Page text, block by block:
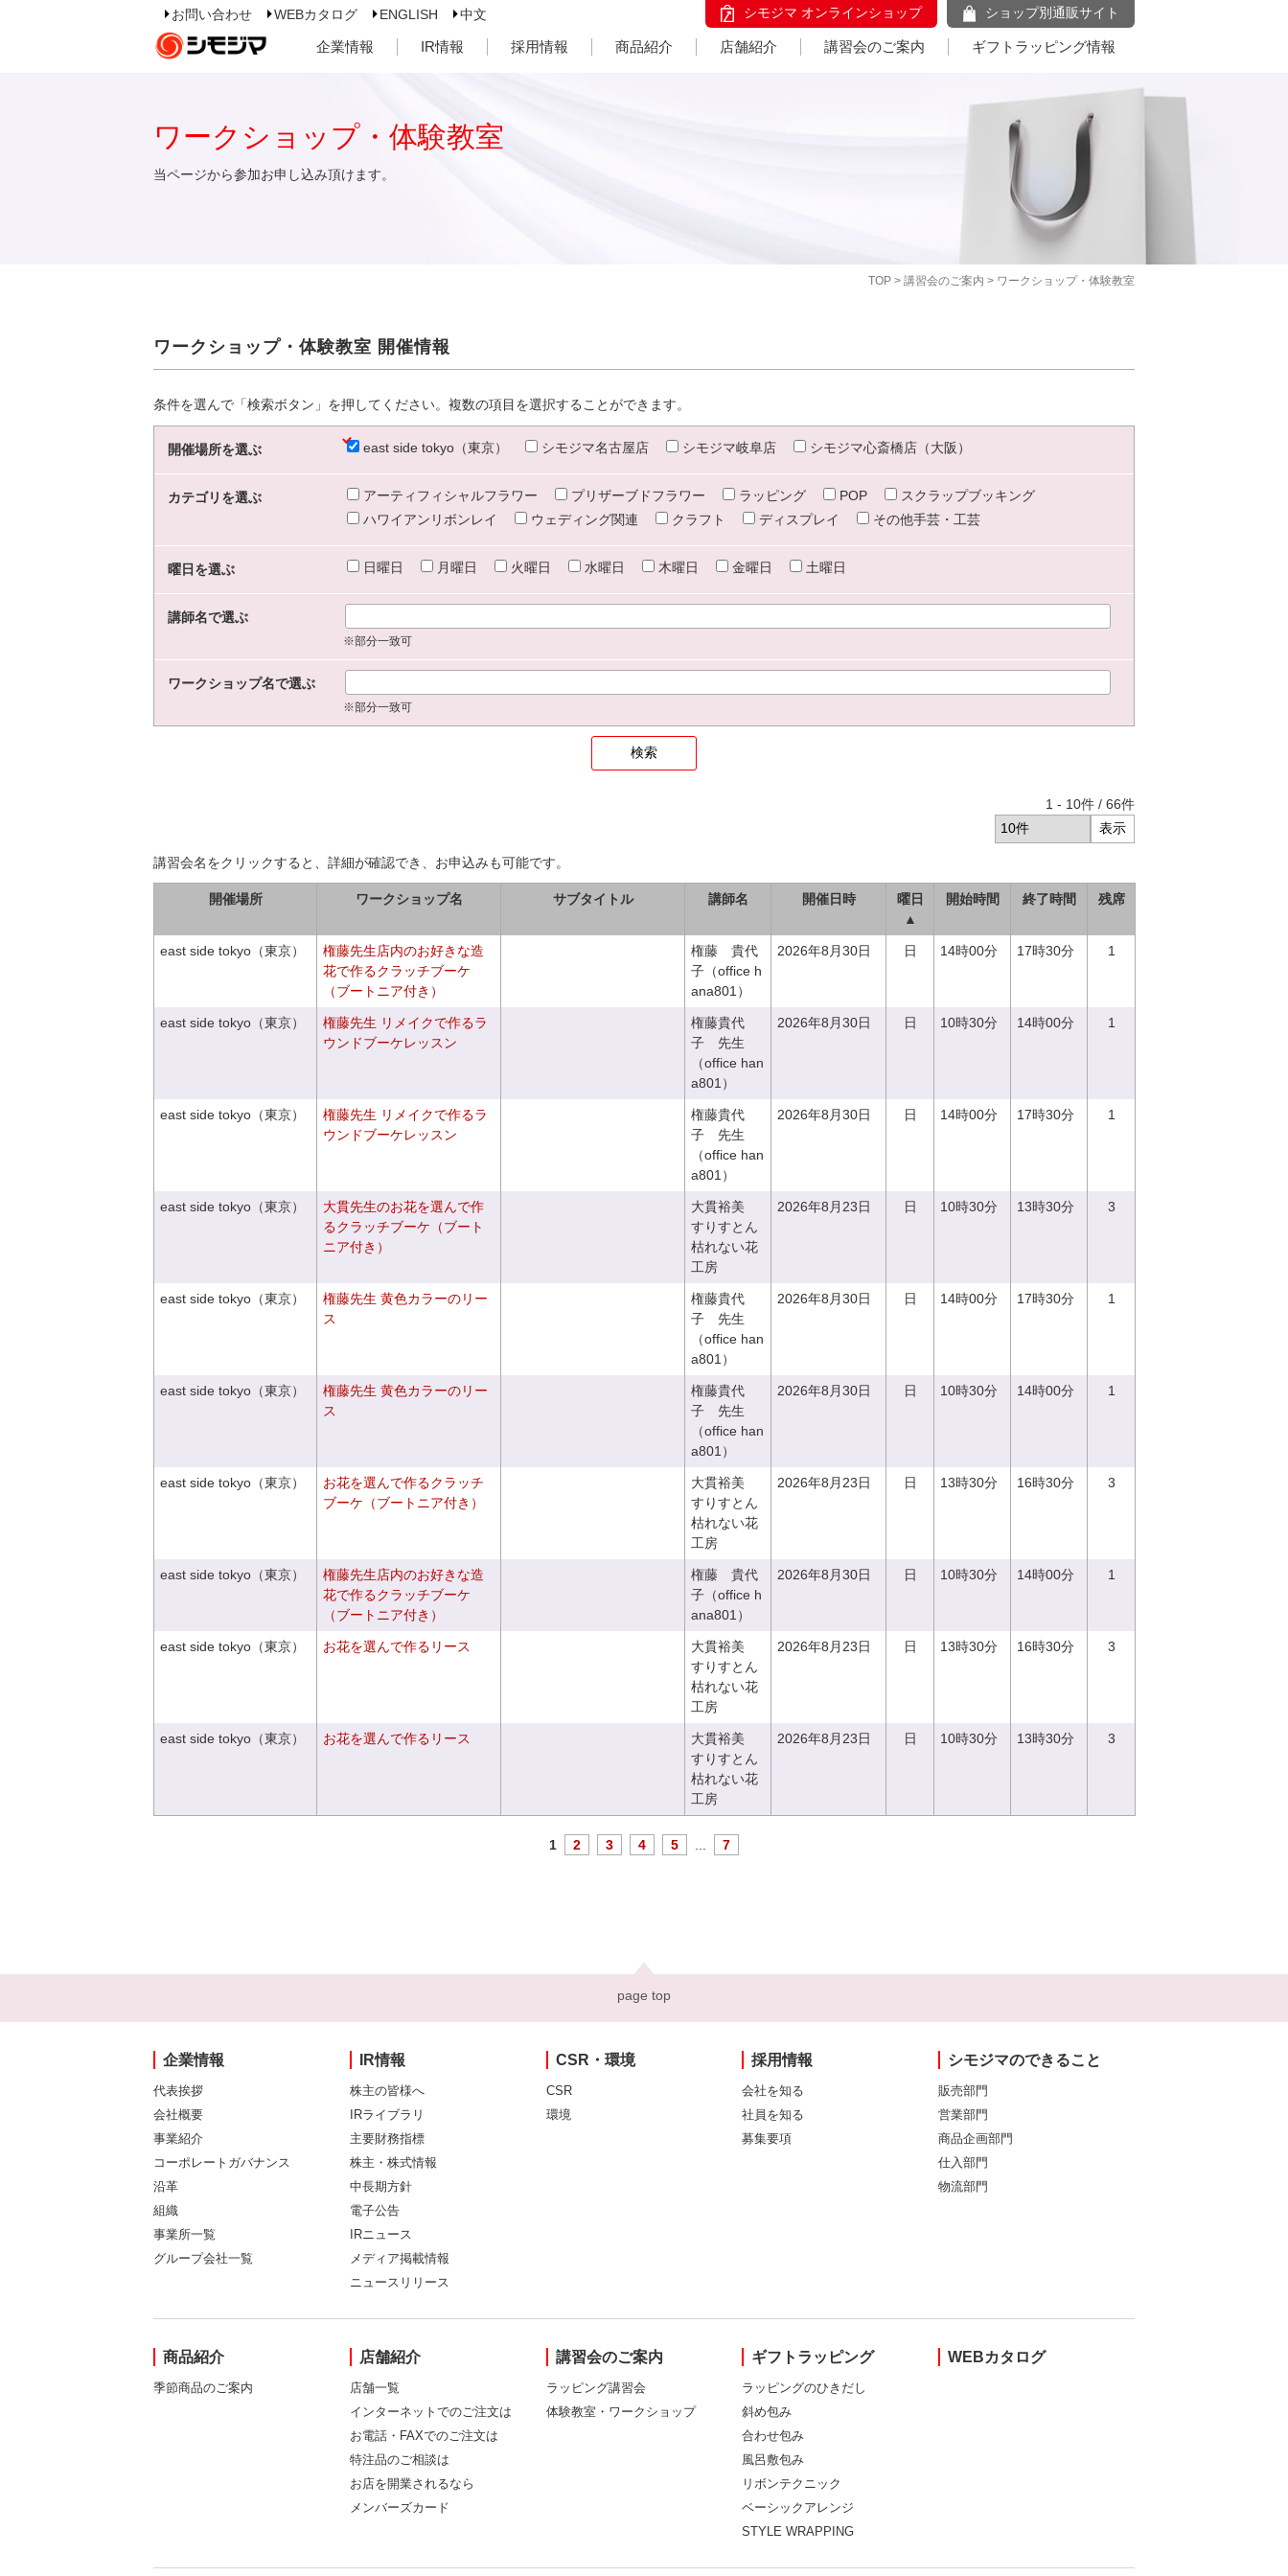
お問い合わせ WEBカタログ ENGLISH 中文 シモジマ オンラインショップ ショップ別通販サイト
企業情報 IR情報 採用情報 商品紹介 店舗紹介 講習会のご案内 ギフトラッピング情報
TOP > 講習会のご案内 > ワークショップ・体験教室
ワークショップ・体験教室
当ページから参加お申し込み頂けます。
ワークショップ・体験教室 開催情報
条件を選んで「検索ボタン」を押してください。複数の項目を選択することができます。
開催場所を選ぶ east side tokyo（東京） シモジマ名古屋店 シモジマ岐阜店 シモジマ心斎橋店（大阪）
カテゴリを選ぶ アーティフィシャルフラワー プリザーブドフラワー ラッピング POP
スクラップブッキング
ハワイアンリボンレイ
ウェディング関連 クラフト ディスプレイ その他手芸・工芸
曜日を選ぶ 日曜日 月曜日 火曜日 水曜日 木曜日 金曜日 土曜日
講師名で選ぶ
※部分一致可
ワークショップ名で選ぶ
※部分一致可
1 - 10件 / 66件
講習会名をクリックすると、詳細が確認でき、お申込みも可能です。
開催場所 ワークショップ名 サブタイトル 講師名 開催日時
曜日
▲
開始時間 終了時間 残席
east side tokyo（東京）
権藤先生店内のお好きな造
花で作るクラッチブーケ
（ブートニア付き）
権藤 貴代
子（office h
ana801）
2026年8月30日 日 14時00分 17時30分 1
east side tokyo（東京）
権藤先生 リメイクで作るラ
ウンドブーケレッスン
権藤貴代
子 先生
（office han
a801）
2026年8月30日 日 10時30分 14時00分 1
east side tokyo（東京）
権藤先生 リメイクで作るラ
ウンドブーケレッスン
権藤貴代
子 先生
（office han
a801）
2026年8月30日 日 14時00分 17時30分 1
east side tokyo（東京）
大貫先生のお花を選んで作
るクラッチブーケ（ブート
ニア付き）
大貫裕美
すりすとん
枯れない花
工房
2026年8月23日 日 10時30分 13時30分 3
east side tokyo（東京）
権藤先生 黄色カラーのリー
ス
権藤貴代
子 先生
（office han
a801）
2026年8月30日 日 14時00分 17時30分 1
east side tokyo（東京）
権藤先生 黄色カラーのリー
ス
権藤貴代
子 先生
（office han
a801）
2026年8月30日 日 10時30分 14時00分 1
east side tokyo（東京）
お花を選んで作るクラッチ
ブーケ（ブートニア付き）
大貫裕美
すりすとん
枯れない花
工房
2026年8月23日 日 13時30分 16時30分 3
east side tokyo（東京）
権藤先生店内のお好きな造
花で作るクラッチブーケ
（ブートニア付き）
権藤 貴代
子（office h
ana801）
2026年8月30日 日 10時30分 14時00分 1
east side tokyo（東京） お花を選んで作るリース
大貫裕美
すりすとん
枯れない花
工房
2026年8月23日 日 13時30分 16時30分 3
east side tokyo（東京） お花を選んで作るリース
大貫裕美
すりすとん
枯れない花
工房
2026年8月23日 日 10時30分 13時30分 3
1 2 3 4 5 7
page top
企業情報
代表挨拶
会社概要
事業紹介
コーポレートガバナンス
沿革
組織
事業所一覧
グループ会社一覧
IR情報
株主の皆様へ
IRライブラリ
主要財務指標
株主・株式情報
中長期方針
電子公告
IRニュース
メディア掲載情報
ニュースリリース
CSR・環境
CSR
環境
採用情報
会社を知る
社員を知る
募集要項
シモジマのできること
販売部門
営業部門
商品企画部門
仕入部門
物流部門
商品紹介
季節商品のご案内
店舗紹介
店舗一覧
インターネットでのご注文は
お電話・FAXでのご注文は
特注品のご相談は
お店を開業されるなら
メンバーズカード
講習会のご案内
ラッピング講習会
体験教室・ワークショップ
ギフトラッピング
ラッピングのひきだし
斜め包み
合わせ包み
風呂敷包み
リボンテクニック
ベーシックアレンジ
STYLE WRAPPING
WEBカタログ